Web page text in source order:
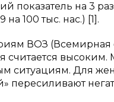
показатель на 3
на 100 тыс. нас.) [1].
ВОЗ (Всемирная
считается
ситуациям. Для
пересиливают